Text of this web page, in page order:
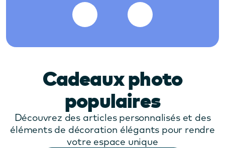
Cadeaux photo
populaires
Découvrez des articles personnalisés et des
éléments de décoration élégants pour rendre
votre espace unique